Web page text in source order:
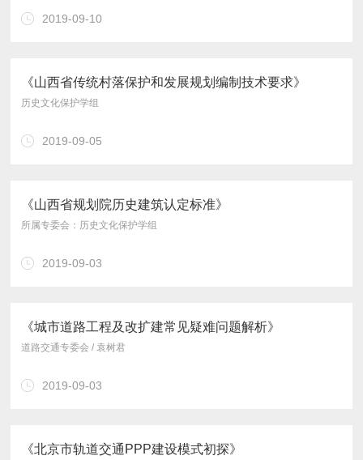
2019-09-10
《山西省传统村落保护和发展规划编制技术要求》
历史文化保护学组
2019-09-05
《山西省规划院历史建筑认定标准》
所属专委会：历史文化保护学组
2019-09-03
《城市道路工程及改扩建常见疑难问题解析》
道路交通专委会 / 袁树君
2019-09-03
《北京市轨道交通PPP建设模式初探》